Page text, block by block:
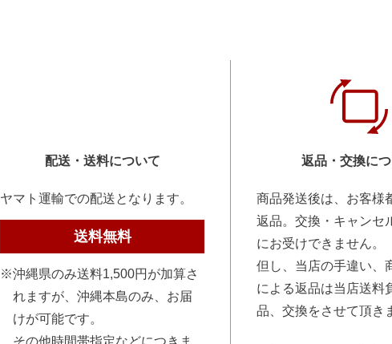
配送・送料について
ヤマト運輸での配送となります。
送料無料
※沖縄県のみ送料1,500円が加算さ
れますが、沖縄本島のみ、お届
けが可能です。
返品・交換に
商品発送後は、お客様
返品。交換・キャンセ
にお受けできません。
但し、当店の手違い、
による返品は当店送料
品、交換をさせて頂き